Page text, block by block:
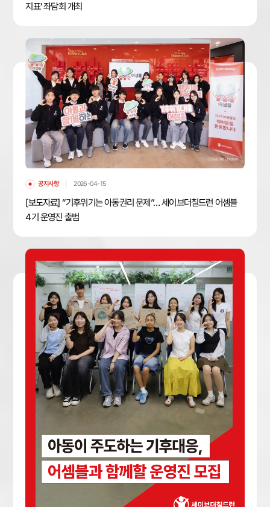
지표’ 좌담회 개최
공지사항 2026-04-15
[보도자료] “기후위기는 아동권리 문제”… 세이브더칠드런 어셈블
4기 운영진 출범